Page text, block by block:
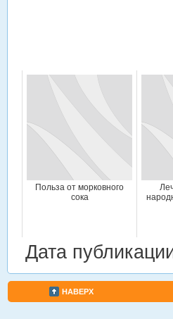
Польза от морковного
сока
Дата
НАВЕРХ